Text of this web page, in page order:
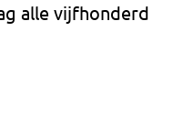
alle vijfhonderd